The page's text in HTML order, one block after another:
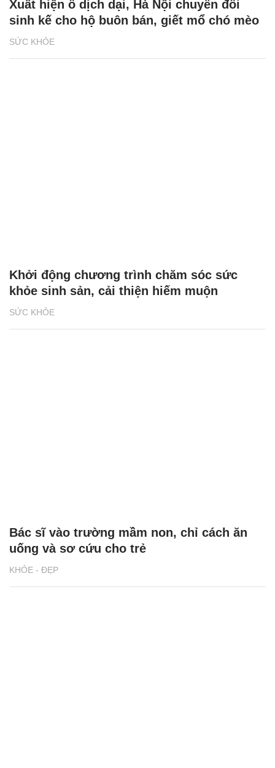
SỨC KHỎE
Xuất hiện ổ dịch dại, Hà Nội chuyển đổi
sinh kế cho hộ buôn bán, giết mổ chó mèo
SỨC KHỎE
Khởi động chương trình chăm sóc sức
khỏe sinh sản, cải thiện hiếm muộn
KHỎE - ĐẸP
Bác sĩ vào trường mầm non, chỉ cách ăn
uống và sơ cứu cho trẻ